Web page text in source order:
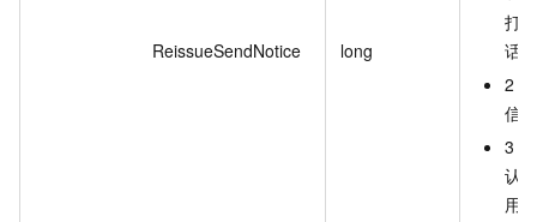
ReissueSendNotice long
打
话
2：
信
3（
认
用